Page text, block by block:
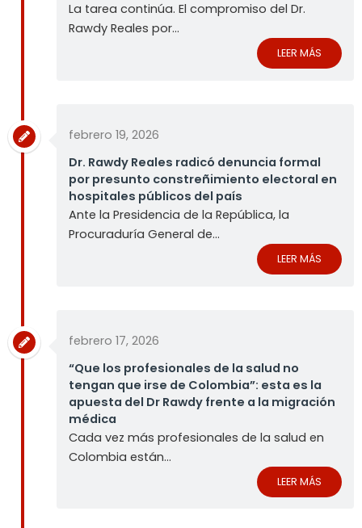
La tarea continúa. El compromiso del Dr.
Rawdy Reales por...
LEER MÁS
febrero 19, 2026
Dr. Rawdy Reales radicó denuncia formal
por presunto constreñimiento electoral en
hospitales públicos del país
Ante la Presidencia de la República, la
Procuraduría General de...
LEER MÁS
febrero 17, 2026
“Que los profesionales de la salud no
tengan que irse de Colombia”: esta es la
apuesta del Dr Rawdy frente a la migración
médica
Cada vez más profesionales de la salud en
Colombia están...
LEER MÁS